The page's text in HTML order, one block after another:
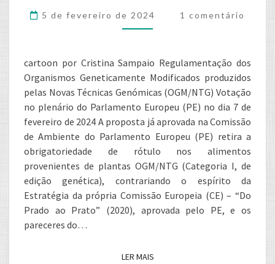
5 de fevereiro de 2024 Comments
1 comentário
cartoon por Cristina Sampaio Regulamentação dos
Organismos Geneticamente Modificados produzidos
pelas Novas Técnicas Genómicas (OGM/NTG) Votação
no plenário do Parlamento Europeu (PE) no dia 7 de
fevereiro de 2024 A proposta já aprovada na Comissão
de Ambiente do Parlamento Europeu (PE) retira a
obrigatoriedade de rótulo nos alimentos
provenientes de plantas OGM/NTG (Categoria I, de
edição genética), contrariando o espírito da
Estratégia da própria Comissão Europeia (CE) – “Do
Prado ao Prato” (2020), aprovada pelo PE, e os
pareceres do…
LER MAISLER MAIS